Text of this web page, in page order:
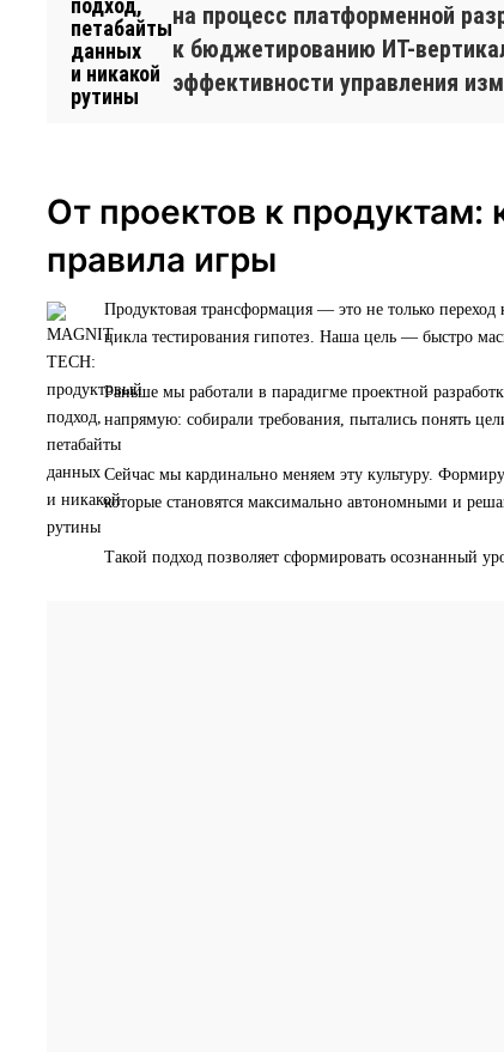
на процесс платформенной
к бюджетированию ИТ-
эффективности управления
От проектов к продуктам:
правила игры
Продуктовая трансформация — это не только переход
цикла тестирования гипотез. Наша цель — быстро
Раньше мы работали в парадигме проектной
напрямую: собирали требования, пытались понять
Сейчас мы кардинально меняем эту культуру.
которые становятся максимально автономными и
Такой подход позволяет сформировать осознанный